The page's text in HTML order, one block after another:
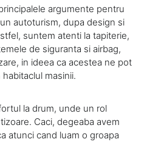
argumente pentru
autoturism, dupa design si
suntem atenti la tapiterie,
de siguranta si airbag,
in ideea ca acestea ne pot
masinii.
la drum, unde un rol
Caci, degeaba avem
atunci cand luam o groapa